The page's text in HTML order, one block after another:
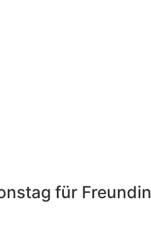
für Freundin